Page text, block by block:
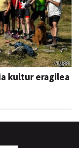
kultur eragilea